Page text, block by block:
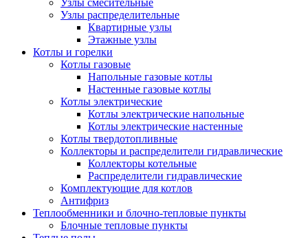
Узлы смесительные
Узлы распределительные
Квартирные узлы
Этажные узлы
Котлы и горелки
Котлы газовые
Напольные газовые котлы
Настенные газовые котлы
Котлы электрические
Котлы электрические напольные
Котлы электрические настенные
Котлы твердотопливные
Коллекторы и распределители гидравлические
Коллекторы котельные
Распределители гидравлические
Комплектующие для котлов
Антифриз
Теплообменники и блочно-тепловые пункты
Блочные тепловые пункты